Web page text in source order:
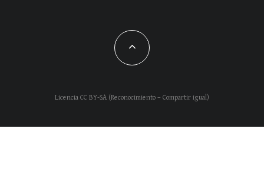
Licencia CC BY-SA (Reconocimiento – Compartir igual)